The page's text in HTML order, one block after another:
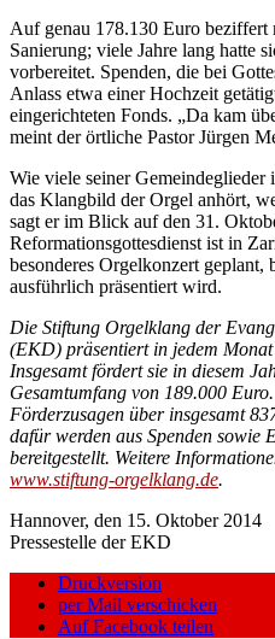
Auf genau 178.130 Euro
Sanierung; viele Jahre lang hatte
vorbereitet. Spenden, die bei
Anlass etwa einer Hochzeit
eingerichteten Fonds. „Da kam
meint der örtliche Pastor Jürgen
Wie viele seiner Gemeindeglieder
das Klangbild der Orgel anhört,
sagt er im Blick auf den 31.
Reformationsgottesdienst ist in
besonderes Orgelkonzert geplant,
ausführlich präsentiert wird.
Die Stiftung Orgelklang der
(EKD) präsentiert in jedem
Insgesamt fördert sie in diesem
Gesamtumfang von 189.000
Förderzusagen über insgesamt
dafür werden aus Spenden sowie
bereitgestellt. Weitere
www.stiftung-orgelklang.de.
Hannover, den 15. Oktober 2014
Pressestelle der EKD
Druckversion
per Mail verschicken
Auf Facebook teilen